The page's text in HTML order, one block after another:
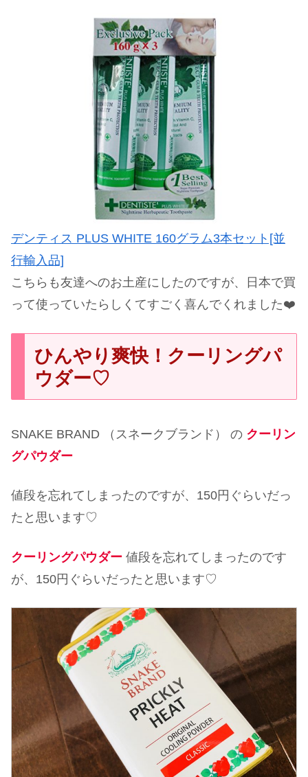
デンティス PLUS WHITE 160グラム3本セット[並
行輸入品]
こちらも友達へのお土産にしたのですが、日本で買
って使っていたらしくてすごく喜んでくれました❤️
ひんやり爽快！クーリングパ
ウダー♡
SNAKE BRAND （スネークブランド） の クーリン
グパウダー
値段を忘れてしまったのですが、150円ぐらいだっ
たと思います♡
クーリングパウダー 値段を忘れてしまったのです
が、150円ぐらいだったと思います♡